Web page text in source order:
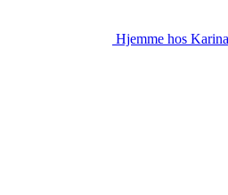
Hjemme hos Karina